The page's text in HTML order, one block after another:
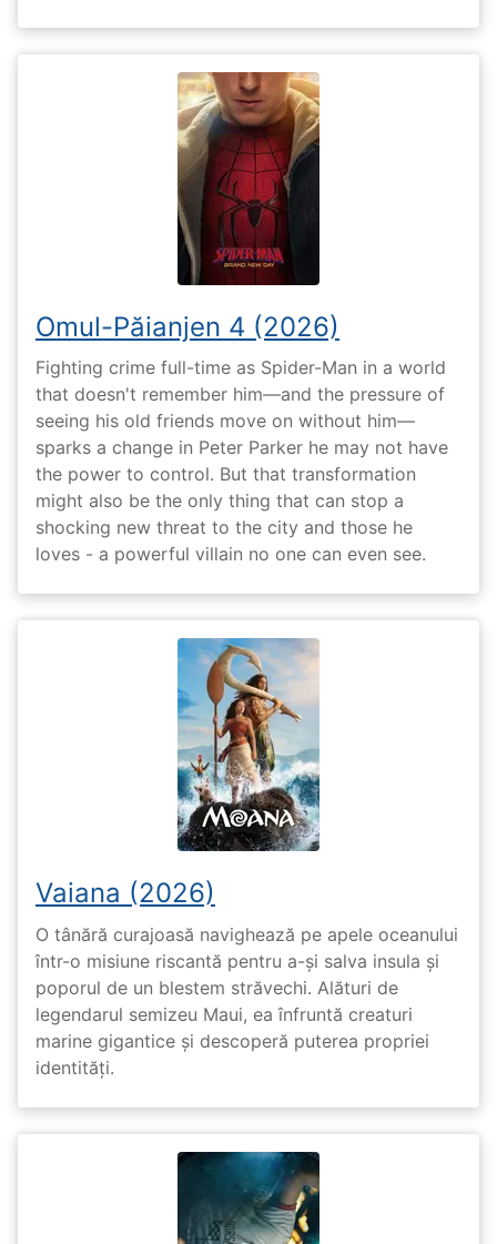
Omul-Păianjen 4 (2026)
Fighting crime full-time as Spider-Man in a world
that doesn't remember him—and the pressure of
seeing his old friends move on without him—
sparks a change in Peter Parker he may not have
the power to control. But that transformation
might also be the only thing that can stop a
shocking new threat to the city and those he
loves - a powerful villain no one can even see.
Vaiana (2026)
O tânără curajoasă navighează pe apele oceanului
într-o misiune riscantă pentru a-și salva insula și
poporul de un blestem străvechi. Alături de
legendarul semizeu Maui, ea înfruntă creaturi
marine gigantice și descoperă puterea propriei
identități.